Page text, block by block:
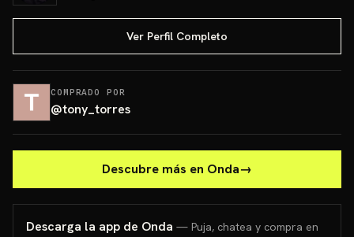
Ver Perfil Completo
COMPRADO POR
@tony_torres
Descubre más en Onda→
Descarga la app de Onda — Puja, chatea y compra en